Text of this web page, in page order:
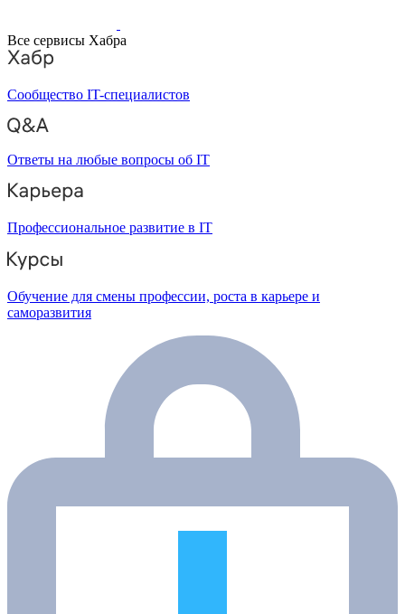
Все сервисы Хабра
Сообщество IT-специалистов
Ответы на любые вопросы об IT
Профессиональное развитие в IT
Обучение для смены профессии, роста в карьере и
саморазвития